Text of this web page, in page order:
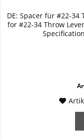
DE: Spacer für #22-34
for #22-34 Throw